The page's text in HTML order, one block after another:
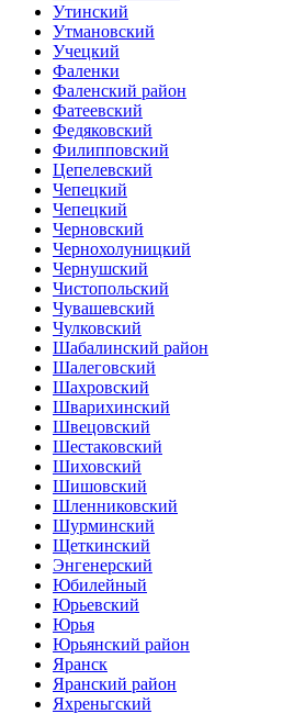
Утинский
Утмановский
Учецкий
Фаленки
Фаленский район
Фатеевский
Федяковский
Филипповский
Цепелевский
Чепецкий
Чепецкий
Черновский
Чернохолуницкий
Чернушский
Чистопольский
Чувашевский
Чулковский
Шабалинский район
Шалеговский
Шахровский
Шварихинский
Швецовский
Шестаковский
Шиховский
Шишовский
Шленниковский
Шурминский
Щеткинский
Энгенерский
Юбилейный
Юрьевский
Юрья
Юрьянский район
Яранск
Яранский район
Яхреньгский